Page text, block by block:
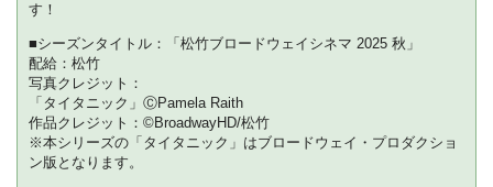
す！
■シーズンタイトル：「松竹ブロードウェイシネマ 2025 秋」
配給：松竹
写真クレジット：
「タイタニック」ⒸPamela Raith
作品クレジット：©BroadwayHD/松竹
※本シリーズの「タイタニック」はブロードウェイ・プロダクショ
ン版となります。